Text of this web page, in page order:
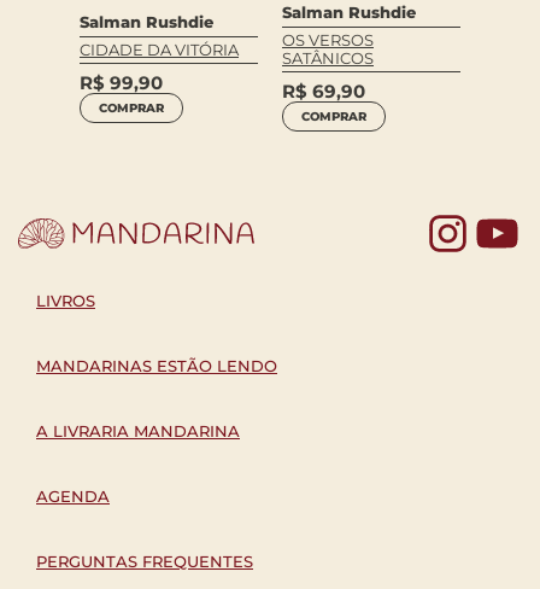
Salman Rushdie
CIDADE DA VITÓRIA
R$ 99,90
COMPRAR
Salman Rushdie
OS VERSOS
SATÂNICOS
R$ 69,90
COMPRAR
LIVROS
MANDARINAS ESTÃO LENDO
A LIVRARIA MANDARINA
AGENDA
PERGUNTAS FREQUENTES